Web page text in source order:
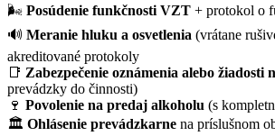
🌬️ Posúdenie funkčnosti VZT + protokol o
🔊 Meranie hluku a osvetlenia (vrátane
akreditované protokoly
📑 Zabezpečenie oznámenia alebo žiadosti
prevádzky do činnosti)
🍷 Povolenie na predaj alkoholu (s
🏛️ Ohlásenie prevádzkarne na príslušnom